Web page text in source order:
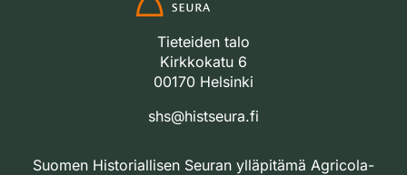
Tieteiden talo
Kirkkokatu 6
00170 Helsinki
shs@histseura.fi
Suomen Historiallisen Seuran ylläpitämä Agricola-